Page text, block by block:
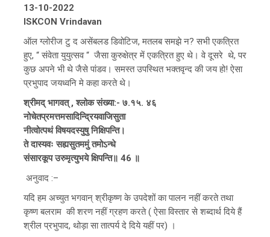
13-10-2022
ISKCON Vrindavan
ऑल ग्लोरीज टु द असेंबलड डिवोटिज, मतलब समझे न? सभी एकत्रित
हुए, “ संवेता युयुत्सव “ जैसा कुरुक्षेत्र में एकत्रित हुए थे। वे दूसरे थे, पर
कुछ अपने भी थे जैसे पांडव। समस्त उपस्थित भक्तवृन्द की जय हो! ऐसा
प्रभुपाद जयध्वनि मे कहा करते थे।
श्रीमद् भागवत् , श्लोक संख्या:- ७.१५. ४६
नोचेतप्रमत्तमसादिन्द्रियवाजिसुता
नीत्वोत्पथं विषयदस्युषु निक्षिपन्ति।
ते दास्यवः सह्यसुतममुं तमोऽन्धे
संसारकूप उरुमृत्युभये क्षिपन्ति॥ 46 ॥
अनुवाद :–
यदि हम अच्युत भगवान् श्रीकृष्ण के उपदेशों का पालन नहीं करते तथा
कृष्ण बलराम की शरण नहीं ग्रहण करते ( ऐसा विस्तार से शब्दार्थ दिये हैं
श्रील प्रभुपाद, थोड़ा सा तात्पर्य दे दिये यहीं पर) ।